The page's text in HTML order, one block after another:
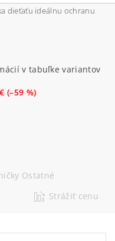
dieťaťu ideálnu ochranu
v tabuľke variantov
(–59 %)
Ostatné
Strážiť cenu